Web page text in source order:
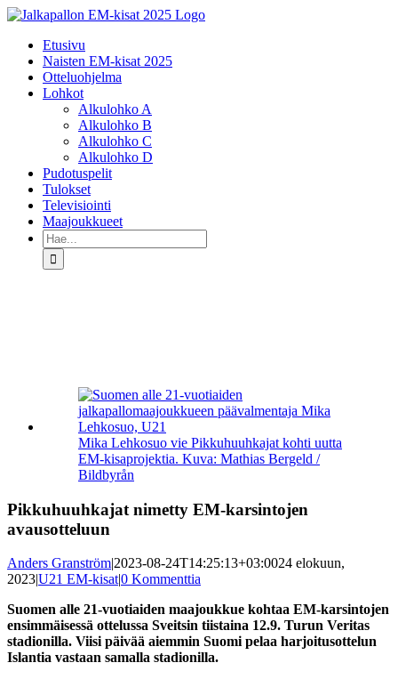
Skip
contentEtusivu
Naisten EM-kisat 2025
Otteluohjelma
Lohkot
Alkulohko A
Alkulohko B
Alkulohko C
Alkulohko D
Pudotuspelit
Tulokset
Televisiointi
Maajoukkueet
Etsi
...
isompana
Mika Lehkosuo vie Pikkuhuuhkajat kohti uutta
EM-kisaprojektia. Kuva: Mathias Bergeld /
Bildbyrån
Pikkuhuuhkajat nimetty EM-karsintojen
avausotteluun
Anders Granström|2023-08-24T14:25:13+03:0024 elokuun,
2023|U21 EM-kisat|0 Kommenttia
Suomen alle 21-vuotiaiden maajoukkue kohtaa EM-karsintojen
ensimmäisessä ottelussa Sveitsin tiistaina 12.9. Turun Veritas
stadionilla. Viisi päivää aiemmin Suomi pelaa harjoitusottelun
Islantia vastaan samalla stadionilla.